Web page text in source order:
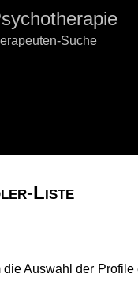
Suche
Liste
Auswahl der